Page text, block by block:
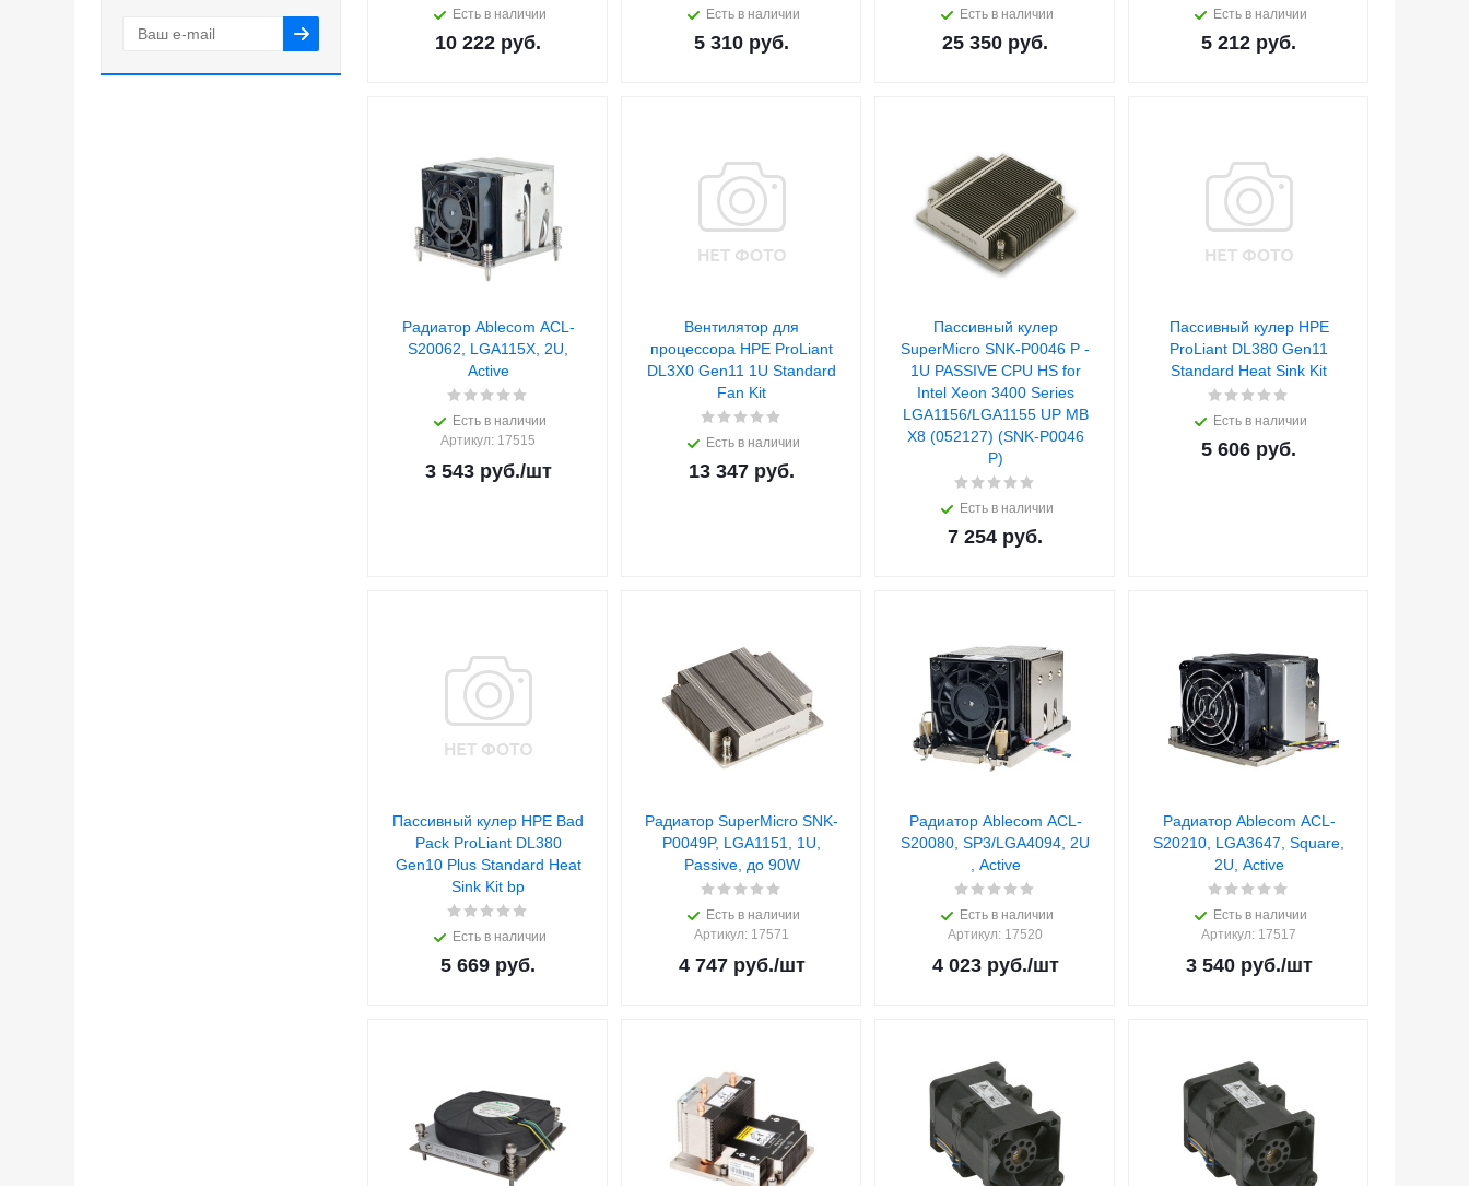
Есть в наличии
10 222 руб.
Есть в наличии
5 310 руб.
Есть в наличии
25 350 руб.
Есть в наличии
5 212 руб.
Радиатор Ablecom ACL-
S20062, LGA115X, 2U,
Active
Есть в наличии
Артикул: 17515
3 543руб./шт
Вентилятор для
процессора HPE ProLiant
DL3X0 Gen11 1U Standard
Fan Kit
Есть в наличии
13 347 руб.
Пассивный кулер
SuperMicro SNK-P0046 P -
1U PASSIVE CPU HS for
Intel Xeon 3400 Series
LGA1156/LGA1155 UP MB
X8 (052127) (SNK-P0046
P)
Есть в наличии
7 254 руб.
Пассивный кулер HPE
ProLiant DL380 Gen11
Standard Heat Sink Kit
Есть в наличии
5 606 руб.
Пассивный кулер HPE Bad
Pack ProLiant DL380
Gen10 Plus Standard Heat
Sink Kit bp
Есть в наличии
5 669 руб.
Радиатор SuperMicro SNK-
P0049P, LGA1151, 1U,
Passive, до 90W
Есть в наличии
Артикул: 17571
4 747руб./шт
Радиатор Ablecom ACL-
S20080, SP3/LGA4094, 2U
, Active
Есть в наличии
Артикул: 17520
4 023руб./шт
Радиатор Ablecom ACL-
S20210, LGA3647, Square,
2U, Active
Есть в наличии
Артикул: 17517
3 540руб./шт